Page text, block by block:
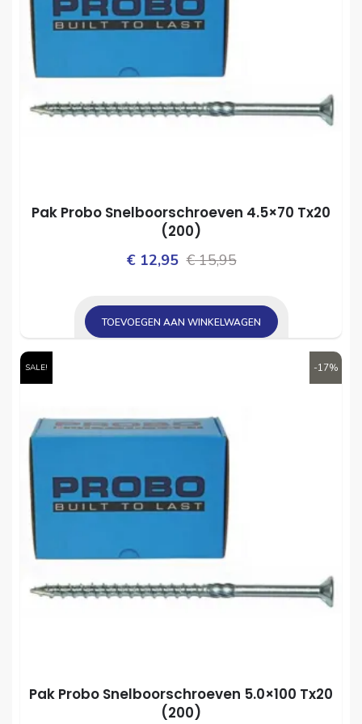
Pak Probo Snelboorschroeven 4.5×70 Tx20
(200)
€15,95Oorspronkelijke
was:
€ 15,95.
€12,95
Huidige
is:
€ 12,95.
TOEVOEGEN AAN WINKELWAGEN
-17%
SALE!
Pak Probo Snelboorschroeven 5.0×100 Tx20
(200)